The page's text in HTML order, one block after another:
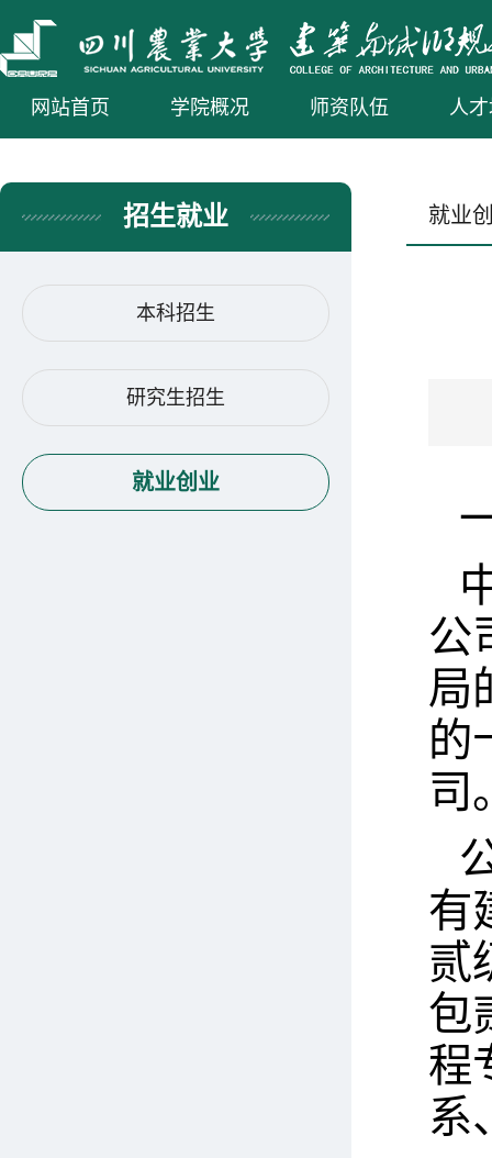
网站首页 学院概况 师资队伍 人
招生就业
本科招生
研究生招生
就业创业
就业
公
局
的
司
有
贰
包
程
系